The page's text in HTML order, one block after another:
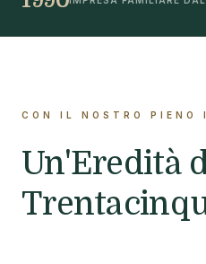
CON IL NOSTRO PIENO
Un'Eredità